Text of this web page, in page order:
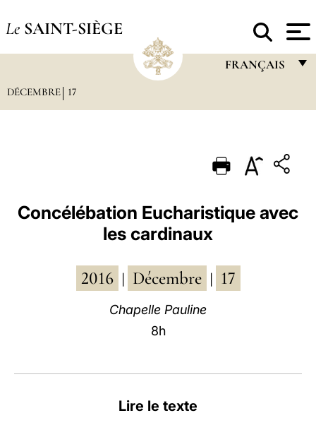
Le SAINT-SIÈGE
FRANÇAIS
PORTUGUÊS
العربيّة
DÉCEMBRE 17
Concélébation Eucharistique avec
les cardinaux
2016 Décembre 17
Chapelle Pauline
8h
Lire le texte